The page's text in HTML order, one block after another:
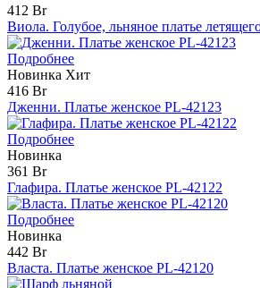
412 Br
Виола. Голубое, льняное платье
Подробнее
Новинка Хит
416 Br
Дженни. Платье женское PL-42123
Подробнее
Новинка
361 Br
Глафира. Платье женское PL-42122
Подробнее
Новинка
442 Br
Власта. Платье женское PL-42120